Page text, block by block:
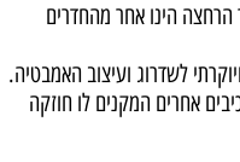
הרחצה הינו אחר מהחדרים
לשדרוג ועיצוב האמבטיה.
אחרים המקנים לו חוזקה